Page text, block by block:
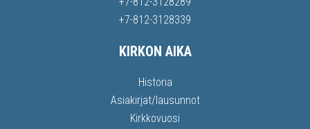
+7-812-3128339
KIRKON AIKA
Historia
Asiakirjat/lausunnot
Kirkkovuosi